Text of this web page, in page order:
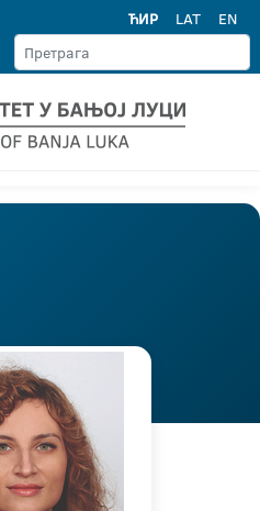
ЋИР LAT EN